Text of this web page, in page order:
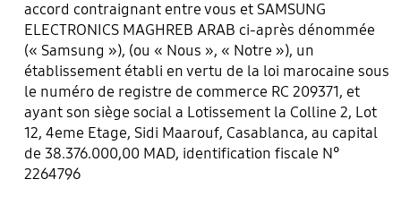
accord contraignant entre vous et SAMSUNG
ELECTRONICS MAGHREB ARAB ci-après dénommée
(« Samsung »), (ou « Nous », « Notre »), un
établissement établi en vertu de la loi marocaine sous
le numéro de registre de commerce RC 209371, et
ayant son siège social a Lotissement la Colline 2, Lot
12, 4eme Etage, Sidi Maarouf, Casablanca, au capital
de 38.376.000,00 MAD, identification fiscale N°
2264796